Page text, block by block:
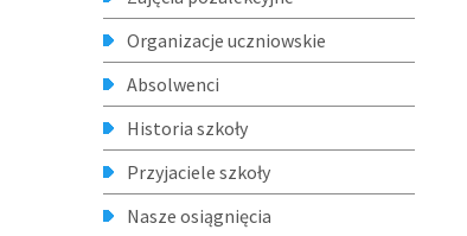
Organizacje uczniowskie
Absolwenci
Historia szkoły
Przyjaciele szkoły
Nasze osiągnięcia